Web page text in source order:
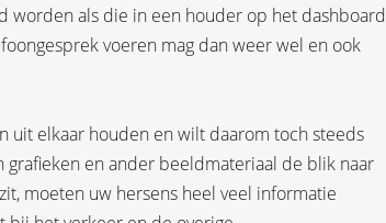
als die in een houder op het dashboard
voeren mag dan weer wel en ook
uit elkaar houden en wilt daarom toch steeds
en ander beeldmateriaal de blik naar
moeten uw hersens heel veel informatie